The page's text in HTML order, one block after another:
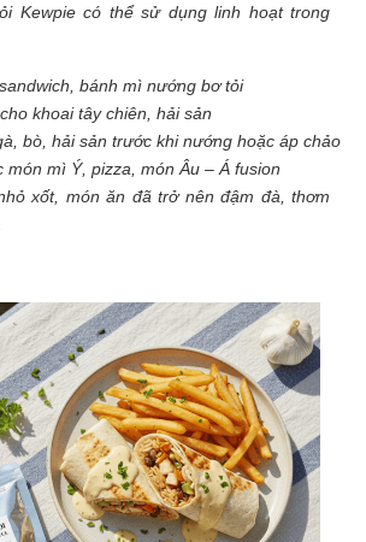
Kewpie có thể sử dụng linh hoạt trong
bánh mì nướng bơ tỏi
khoai tây chiên, hải sản
bò, hải sản trước khi nướng hoặc áp chảo
món mì Ý, pizza, món Âu – Á fusion
xốt, món ăn đã trở nên đậm đà, thơm